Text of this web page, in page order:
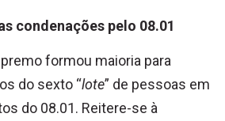
condenações pelo 08.01
formou maioria para
do sexto “lote” de pessoas em
do 08.01. Reitere-se à